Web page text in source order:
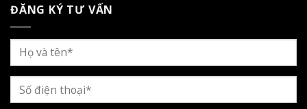
ĐĂNG KÝ TƯ VẤN